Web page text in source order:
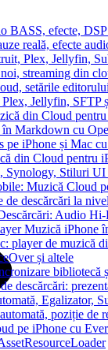
BASS, efecte,
reală, efecte
Plex, Jellyfin,
streaming din
setările
Jellyfin, SFTP
din Cloud
Markdown cu
iPhone și Mac
din Cloud pentru
Synology, Stiluri
Muzică Cloud
de descărcări la
Audio Hi-
Muzică iPhone
player de muzică
și altele
bibliotecă
descărcări:
Egalizator,
poziție de
pe iPhone cu